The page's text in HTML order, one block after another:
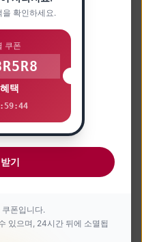
확인하세요.
쿠폰
택
기
쿠폰입니다.
있으며, 24시간 뒤에 소멸됩